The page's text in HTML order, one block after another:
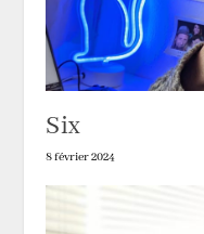
Six
8 février 2024